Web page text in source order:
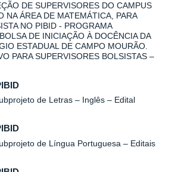
DE SUPERVISORES DO CAMPUS
NA ÁREA DE MATEMÁTICA, PARA
NO PIBID - PROGRAMA
DE INICIAÇÃO À DOCÊNCIA DA
ESTADUAL DE CAMPO MOURÃO.
PARA SUPERVISORES BOLSISTAS –
de Letras – Inglês – Edital
de Língua Portuguesa – Editais